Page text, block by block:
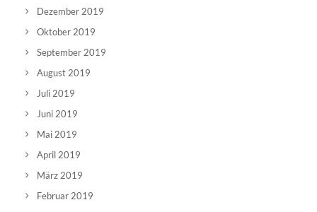
Dezember 2019
Oktober 2019
September 2019
August 2019
Juli 2019
Juni 2019
Mai 2019
April 2019
März 2019
Februar 2019